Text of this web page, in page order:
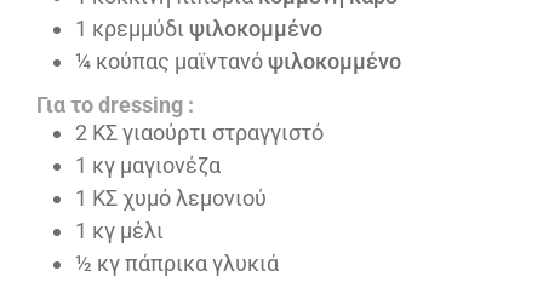
1 κρεμμύδι ψιλοκομμένο
¼ κούπας μαϊντανόψιλοκομμένο
Για το dressing :
2 ΚΣ γιαούρτι στραγγιστό
1 κγ μαγιονέζα
1 ΚΣ χυμό λεμονιού
1 κγ μέλι
½ κγ πάπρικα γλυκιά